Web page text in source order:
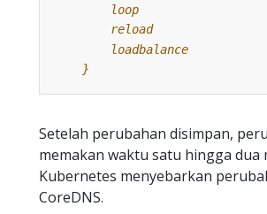
    }
Setelah perubahan disimpan,
memakan waktu satu hingga
Kubernetes menyebarkan
CoreDNS.